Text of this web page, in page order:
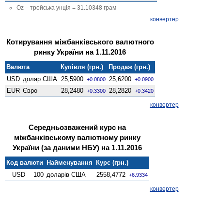
Oz – тройська унція = 31.10348 грам
конвертер
Котирування міжбанківського валютного
ринку України на 1.11.2016
Валюта Купівля (грн.)
Продаж (грн.)
USD долар США 25,5900 +0.0800 25,6200 +0.0900
EUR Євро 28,2480 +0.3300 28,2820 +0.3420
конвертер
Середньозважений курс на
міжбанківському валютному ринку
України (за даними НБУ) на 1.11.2016
Код валюти Найменування Курс (грн.)
USD
100 доларів США 2558,4772 +6.9334
конвертер